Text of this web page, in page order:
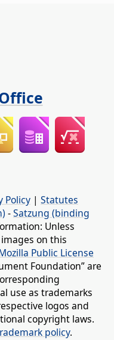
Policy | Statutes
-Satzung (binding
Unless
on this
Public License
Foundation” are
use as trademarks
logos and
copyright laws.
policy.